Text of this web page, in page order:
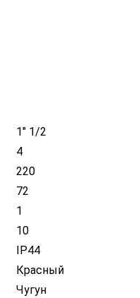
1" 1/2
4
220
72
1
10
IP44
Красный
Чугун